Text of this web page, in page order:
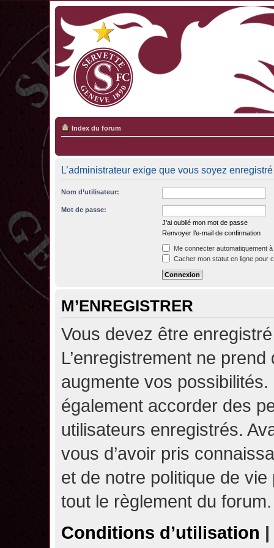
Index du forum
L’administrateur exige que vous soyez
Nom d’utilisateur:
Mot de passe:
J’ai oublié mon mot de passe
Renvoyer l’e-mail de confirmation
Me connecter automatiquement
Cacher mon statut en ligne pour
M’ENREGISTRER
Vous devez être
L’enregistrement ne
augmente vos possibilités.
également accorder des
utilisateurs enregistrés.
vous d’avoir pris
et de notre politique de
tout le règlement du forum.
Conditions d’utilisation |